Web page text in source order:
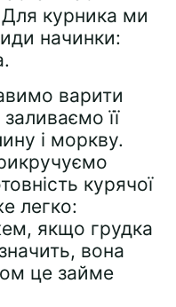
курника ми
начинки:
варити
її
і моркву.
курячої
легко:
якщо грудка
вона
це займе